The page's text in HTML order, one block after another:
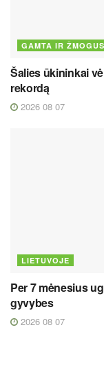
GAMTA IR ŽMOGUS
Šalies ūkininkai
rekordą
2026 08 07
LIETUVOJE
Per 7 mėnesius
gyvybes
2026 08 07